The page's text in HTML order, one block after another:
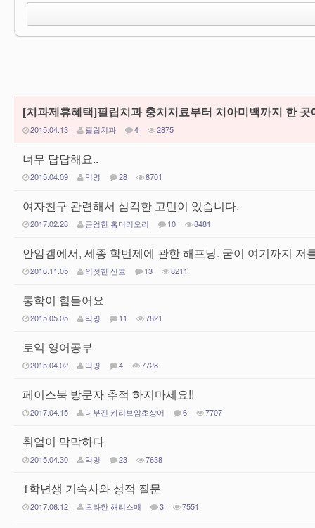
[치과제휴혜택]필립치과 충치치료부터 치아미백까지 한
2015.04.13 필립치과 4 2875
너무 답답해요..
2015.04.09 익명 28 8701
여자친구 관련해서 심각한 고민이 있습니다.
2017.02.28 근엄한 홍머리오리 10 8481
안암캠에서, 세종 학번제에 관한 해프닝. 굳이 여기까지 저
2016.11.05 의젓한 산호 13 8211
통학이 힘들어요
2015.05.05 익명 11 7821
토익 영어공부
2015.04.02 익명 4 7728
페이스북 방문자 추적 하지마세요!!
2017.04.15 다부진 카리브암초상어 6 7707
취업이 막막하다
2015.04.30 익명 23 7638
1학년생 기숙사와 성적 질문
2017.06.12 초라한 해리스매 3 7551